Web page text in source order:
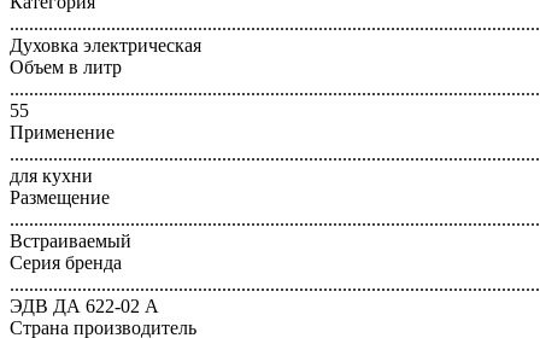
Духовка электрическая
Объем в литр
55
Применение
для кухни
Размещение
Встраиваемый
Серия бренда
ЭДВ ДА 622-02 А
Страна производитель